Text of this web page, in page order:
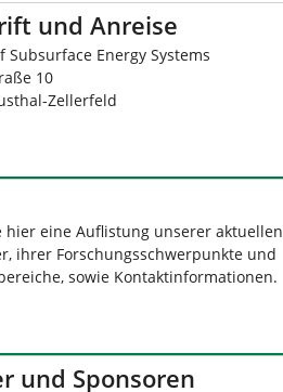
und Anreise
Subsurface Energy Systems
10
Zellerfeld
hier eine Auflistung unserer aktuellen
ihrer Forschungsschwerpunkte und
sowie Kontaktinformationen.
und Sponsoren